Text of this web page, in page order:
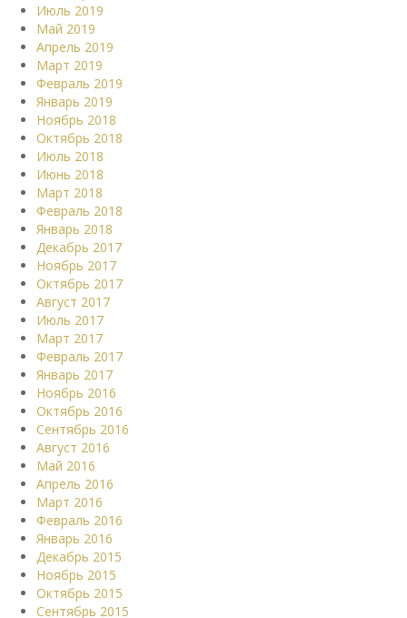
Июль 2019
Май 2019
Апрель 2019
Март 2019
Февраль 2019
Январь 2019
Ноябрь 2018
Октябрь 2018
Июль 2018
Июнь 2018
Март 2018
Февраль 2018
Январь 2018
Декабрь 2017
Ноябрь 2017
Октябрь 2017
Август 2017
Июль 2017
Март 2017
Февраль 2017
Январь 2017
Ноябрь 2016
Октябрь 2016
Сентябрь 2016
Август 2016
Май 2016
Апрель 2016
Март 2016
Февраль 2016
Январь 2016
Декабрь 2015
Ноябрь 2015
Октябрь 2015
Сентябрь 2015